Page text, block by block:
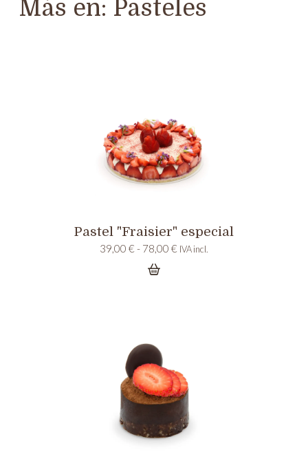
Más en: Pasteles
Pastel "Fraisier" especial
39,00 €- 78,00 €Rango
IVA incl.